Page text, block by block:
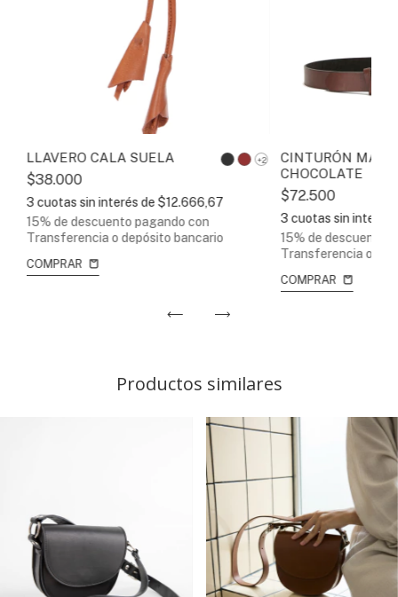
LLAVERO CALA SUELA +2
$38.000
3 cuotas sin interés de$12.666,67
15% de descuento pagando con
Transferencia o depósito bancario
COMPRAR
CINTURÓN
CHOCOLATE
$72.500
3 cuotas sin interés
15% de descuento
Transferencia o
COMPRAR
Productos similares